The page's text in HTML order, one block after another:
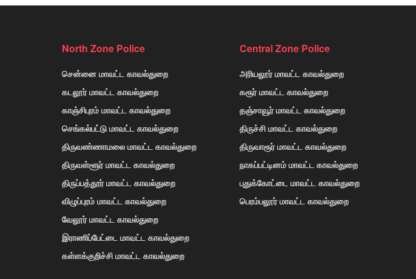
North Zone Police
சென்னை மாவட்ட காவல்துறை
கடலூர் மாவட்ட காவல்துறை
காஞ்சிபுரம் மாவட்ட காவல்துறை
செங்கல்பட்டு மாவட்ட காவல்துறை
திருவண்ணாமலை மாவட்ட காவல்துறை
திருவள்ளூர் மாவட்ட காவல்துறை
திருப்பத்தூர் மாவட்ட காவல்துறை
விழுப்புரம் மாவட்ட காவல்துறை
வேலூர் மாவட்ட காவல்துறை
இராணிப்பேட்டை மாவட்ட காவல்துறை
கள்ளக்குறிச்சி மாவட்ட காவல்துறை
Central Zone Police
அரியலூர் மாவட்ட காவல்துறை
கரூர் மாவட்ட காவல்துறை
தஞ்சாவூர் மாவட்ட காவல்துறை
திருச்சி மாவட்ட காவல்துறை
திருவாரூர் மாவட்ட காவல்துறை
நாகப்பட்டினம் மாவட்ட காவல்துறை
புதுக்கோட்டை மாவட்ட காவல்துறை
பெரம்பலூர் மாவட்ட காவல்துறை